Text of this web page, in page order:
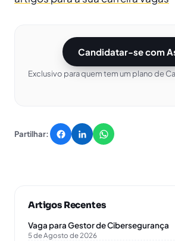
Candidatar-se com
Exclusivo para quem tem um plano de
Partilhar:
Artigos Recentes
Vaga para Gestor de Cibersegurança
5 de Agosto de 2026